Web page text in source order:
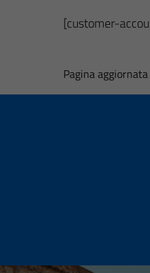
[customer-
Pagina